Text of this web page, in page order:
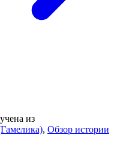
из
, Обзор истории